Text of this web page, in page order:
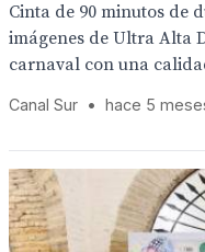
Cinta de 90 minutos de
imágenes de Ultra Alta
carnaval con una
Canal Sur • hace 5